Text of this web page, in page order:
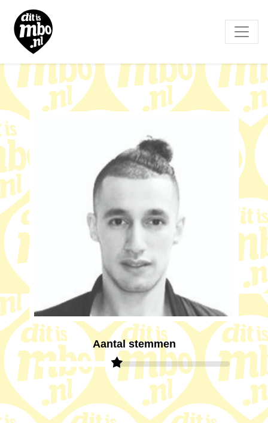
Aantal stemmen